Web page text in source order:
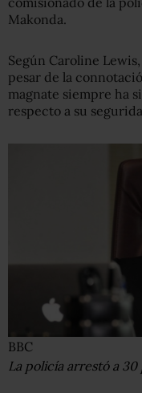
Makonda.
Según Caroline
pesar de la
magnate siempre ha
respecto a su
BBC
La policía arrestó a 30